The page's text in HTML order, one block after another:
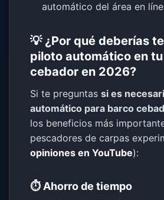
automático del área en
💡 ¿Por qué deberías
piloto automático en
cebador en 2026?
Si te preguntassi es
automático para barco
los beneficios más
pescadores de carpas
opiniones en YouTube):
⏱️ Ahorro de tiempo